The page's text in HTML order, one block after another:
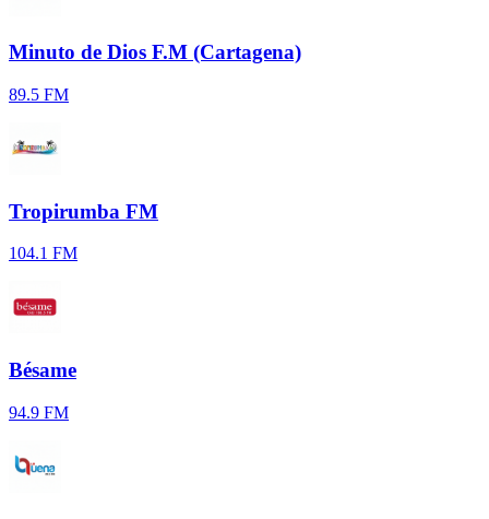
Minuto de Dios F.M (Cartagena)
89.5 FM
Tropirumba FM
104.1 FM
Bésame
94.9 FM